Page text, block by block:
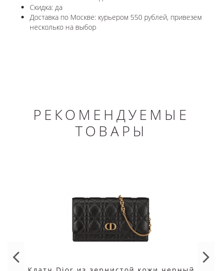
Скидка: да
Доставка по Москве: курьером 550 рублей, привезем
несколько на выбор
РЕКОМЕНДУЕМЫЕ
ТОВАРЫ